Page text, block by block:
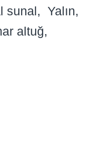
sunal
Yalın
altuğ